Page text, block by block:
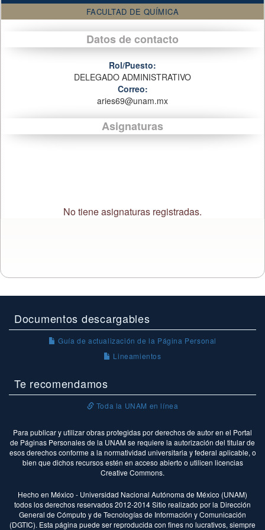
FACULTAD DE QUÍMICA
Datos de contacto
Rol/Puesto:
DELEGADO ADMINISTRATIVO
Correo:
aries69@unam.mx
Asignaturas
No tiene asignaturas registradas.
Documentos descargables
Guía de actualización de la Página Personal
Lineamientos
Te recomendamos
Toda la UNAM en línea
Para publicar y utilizar obras protegidas por derechos de autor en el Portal
de Páginas Personales de la UNAM se requiere la autorización del titular de
esos derechos conforme a la normatividad universitaria y federal aplicable, o
bien que dichos recursos estén en acceso abierto o utilicen licencias
Creative Commons.
Hecho en México - Universidad Nacional Autónoma de México (UNAM)
todos los derechos reservados 2012-2014 Sitio realizado por la Dirección
General de Cómputo y de Tecnologías de Información y Comunicación
(DGTIC). Esta página puede ser reproducida con fines no lucrativos, siempre